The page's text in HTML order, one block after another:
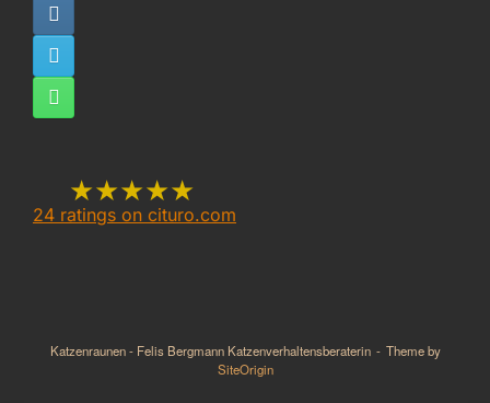
Katzenverhaltensberaterin,
★★★★★
24 ratings on cituro.com
Katzenraunen - Felis Bergmann Katzenverhaltensberaterin
Theme by
SiteOrigin